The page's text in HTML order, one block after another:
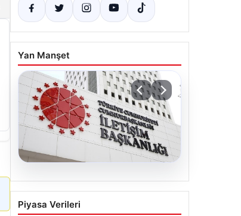
Yan Manşet
Mekke Ortak Savunma
Anlaşması. DMM’den
Piyasa Verileri